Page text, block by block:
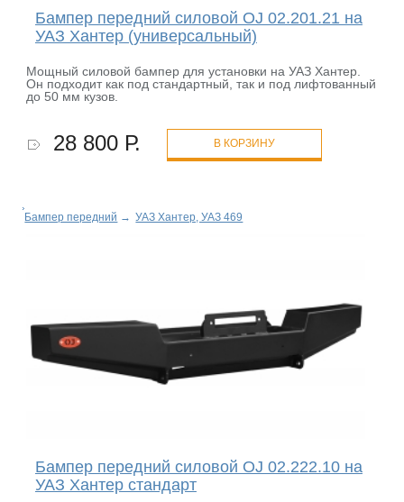
Бампер передний силовой OJ 02.201.21 на
УАЗ Хантер (универсальный)
Мощный силовой бампер для установки на УАЗ Хантер.
Он подходит как под стандартный, так и под лифтованный
до 50 мм кузов.
28 800 Р. В КОРЗИНУ
Бампер передний → УАЗ Хантер, УАЗ 469
Бампер передний силовой OJ 02.222.10 на
УАЗ Хантер стандарт